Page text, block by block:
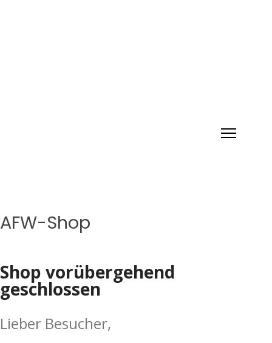
AFW-Shop
Shop vorübergehend
geschlossen
Lieber Besucher,